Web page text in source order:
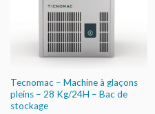
Tecnomac – Machine à glaçons
pleins – 28 Kg/24H – Bac de
stockage